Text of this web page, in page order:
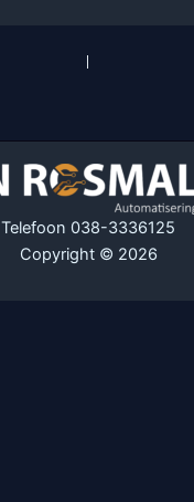
Telefoon 038-3336125
Copyright © 2026